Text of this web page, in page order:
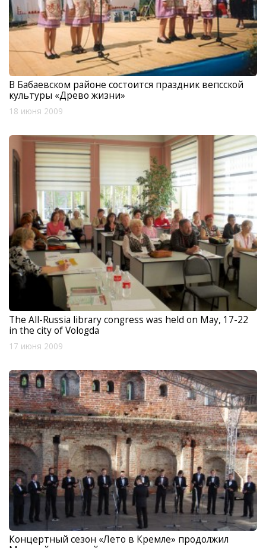
В Бабаевском районе состоится праздник вепсской
культуры «Древо жизни»
18 июня 2009
The All-Russia library congress was held on May, 17-22
in the city of Vologda
17 июня 2009
Концертный сезон «Лето в Кремле» продолжил